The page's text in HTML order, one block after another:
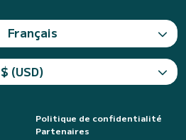
Français
$ (USD)
Politique de confidentialité
Partenaires